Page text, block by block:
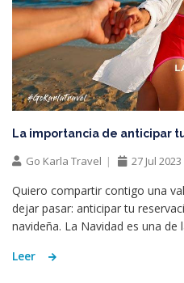
La importancia de anticipar
Go Karla Travel 27 Jul 2023
Quiero compartir contigo una
dejar pasar: anticipar tu
navideña. La Navidad es una de
Leer